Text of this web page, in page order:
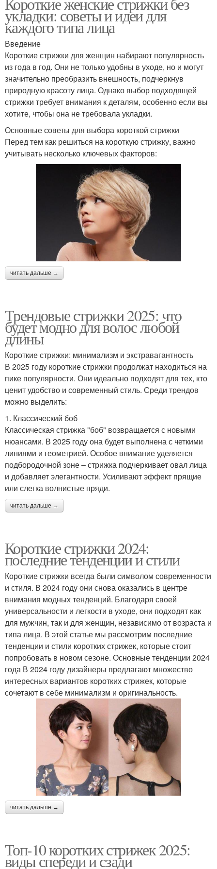
укладки: советы и идеи для
каждого типа лица
Введение
Короткие стрижки для женщин набирают популярность
из года в год. Они не только удобны в уходе, но и могут
значительно преобразить внешность, подчеркнув
природную красоту лица. Однако выбор подходящей
стрижки требует внимания к деталям, особенно если вы
хотите, чтобы она не требовала укладки.
Основные советы для выбора короткой стрижки
Перед тем как решиться на короткую стрижку, важно
учитывать несколько ключевых факторов:
читать дальше →
Трендовые стрижки 2025: что
будет модно для волос любой
длины
Короткие стрижки: минимализм и экстравагантность
В 2025 году короткие стрижки продолжат находиться на
пике популярности. Они идеально подходят для тех, кто
ценит удобство и современный стиль. Среди трендов
можно выделить:
1. Классический боб
Классическая стрижка "боб" возвращается с новыми
нюансами. В 2025 году она будет выполнена с четкими
линиями и геометрией. Особое внимание уделяется
подбородочной зоне – стрижка подчеркивает овал лица
и добавляет элегантности. Усиливают эффект прящие
или слегка волнистые пряди.
читать дальше →
Короткие стрижки 2024:
последние тенденции и стили
Короткие стрижки всегда были символом современности
и стиля. В 2024 году они снова оказались в центре
внимания модных тенденций. Благодаря своей
универсальности и легкости в уходе, они подходят как
для мужчин, так и для женщин, независимо от возраста и
типа лица. В этой статье мы рассмотрим последние
тенденции и стили коротких стрижек, которые стоит
попробовать в новом сезоне. Основные тенденции 2024
года В 2024 году дизайнеры предлагают множество
интересных вариантов коротких стрижек, которые
сочетают в себе минимализм и оригинальность.
читать дальше →
Топ-10 коротких стрижек 2025:
виды спереди и сзади